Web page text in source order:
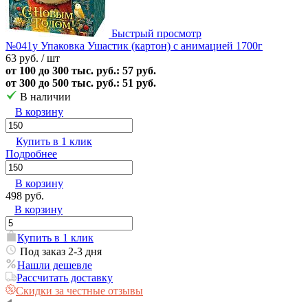
Быстрый просмотр
№041у Упаковка Ушастик (картон) с анимацией 1700г
63 руб. / шт
от 100 до 300 тыс. руб.: 57 руб.
от 300 до 500 тыс. руб.: 51 руб.
В наличии
В корзину
Купить в 1 клик
Подробнее
В корзину
498 руб.
В корзину
Купить в 1 клик
Под заказ 2-3 дня
Нашли дешевле
Рассчитать доставку
Скидки за честные отзывы